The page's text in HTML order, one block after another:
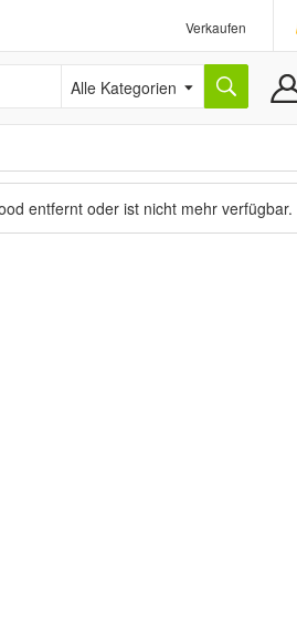
Verkaufen
Alle Kategorien
entfernt oder ist nicht mehr verfügbar.